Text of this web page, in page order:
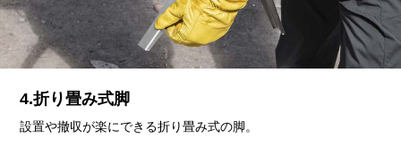
4.折り畳み式脚
設置や撤収が楽にできる折り畳み式の脚。